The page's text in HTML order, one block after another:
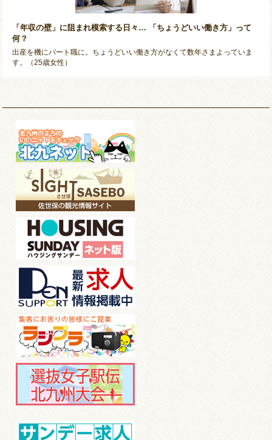
「年収の壁」に阻まれ模索する日々… 「ちょうどいい働き方」って
何？
出産を機にパート職に。ちょうどいい働き方がなくて数年さまよっていま
す。（25歳女性）